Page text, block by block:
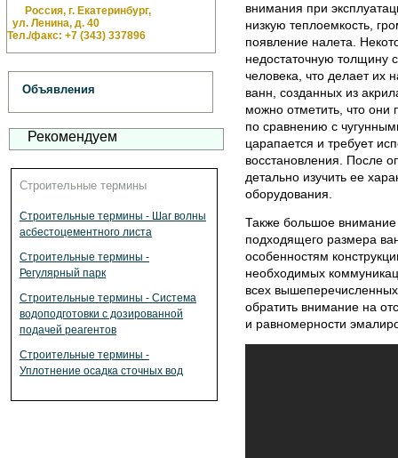
Россия, г. Екатеринбург,
ул. Ленина, д. 40
Тел./факс: +7 (343) 337896
Объявления
Рекомендуем
Строительные термины
Строительные термины - Шаг волны
асбестоцементного листа
Строительные термины -
Регулярный парк
Строительные термины - Система
водоподготовки с дозированной
подачей реагентов
Строительные термины -
Уплотнение осадка сточных вод
внимания при
низкую теплоемкость,
появление налета.
недостаточную толщину
человека, что делает их
ванн, созданных из
можно отметить, что они
по сравнению с
царапается и требует
восстановления. После
детально изучить ее
оборудования.
Также большое
подходящего размера
особенностям
необходимых
всех
обратить внимание на
и равномерности